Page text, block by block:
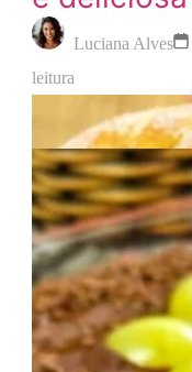
Luciana Alves
leitura